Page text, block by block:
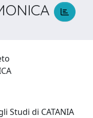
Studi di CATANIA